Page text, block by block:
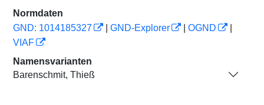
Normdaten
GND: 1014185327
GND-Explorer OGND
VIAF
Namensvarianten
Barenschmit, Thieß